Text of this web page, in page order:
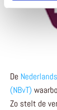
De
(NBvT)
Zo stelt de